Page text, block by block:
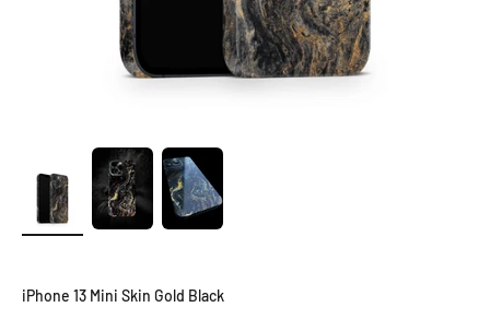
iPhone 13 Mini Skin Gold Black